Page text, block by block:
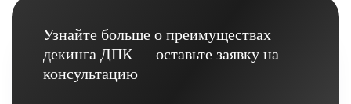
Узнайте больше о преимуществах
декинга ДПК — оставьте заявку на
консультацию